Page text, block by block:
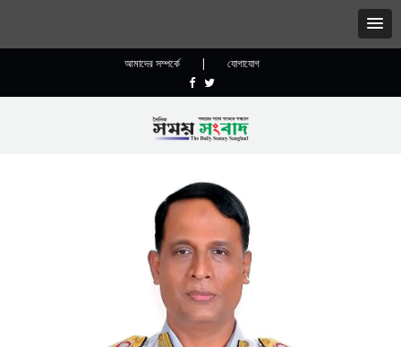
আমাদের সম্পর্কে | যোগাযোগ